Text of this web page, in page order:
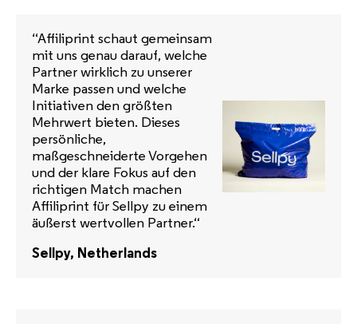
“Affiliprint schaut gemeinsam
mit uns genau darauf, welche
Partner wirklich zu unserer
Marke passen und welche
Initiativen den größten
Mehrwert bieten. Dieses
persönliche,
maßgeschneiderte Vorgehen
und der klare Fokus auf den
richtigen Match machen
Affiliprint für Sellpy zu einem
äußerst wertvollen Partner.“
Sellpy, Netherlands